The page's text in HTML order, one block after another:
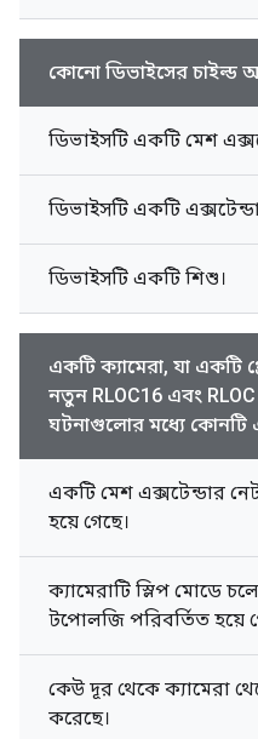
কোনো ডিভাইসের চাইল্ড
ডিভাইসটি একটি মেশ
ডিভাইসটি একটি
ডিভাইসটি একটি শিশু।
একটি ক্যামেরা, যা একটি
নতুন RLOC16 এবং RLOC
ঘটনাগুলোর মধ্যে কোনটি
একটি মেশ এক্সটেন্ডার
হয়ে গেছে।
ক্যামেরাটি স্লিপ মোডে
টপোলজি পরিবর্তিত হয়ে
কেউ দূর থেকে ক্যামেরা
করেছে।